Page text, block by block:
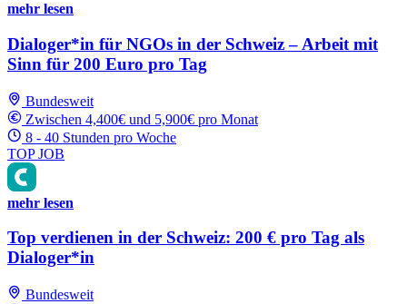
mehr lesen
Dialoger*in für NGOs in der Schweiz – Arbeit mit
Sinn für 200 Euro pro Tag
Bundesweit
Zwischen 4,400€ und 5,900€ pro Monat
8 - 40 Stunden pro Woche
TOP JOB
mehr lesen
Top verdienen in der Schweiz: 200 € pro Tag als
Dialoger*in
Bundesweit